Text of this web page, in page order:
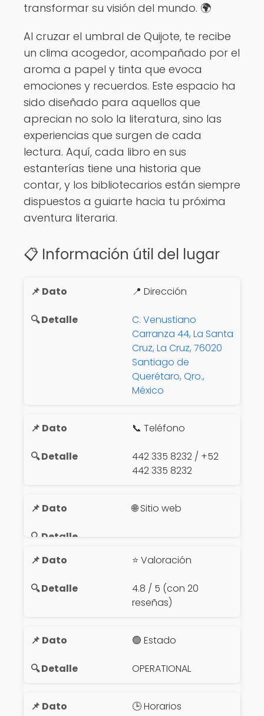
transformar su visión del mundo. 🌍
Al cruzar el umbral de Quijote, te recibe
un clima acogedor, acompañado por el
aroma a papel y tinta que evoca
emociones y recuerdos. Este espacio ha
sido diseñado para aquellos que
aprecian no solo la literatura, sino las
experiencias que surgen de cada
lectura. Aquí, cada libro en sus
estanterías tiene una historia que
contar, y los bibliotecarios están siempre
dispuestos a guiarte hacia tu próxima
aventura literaria.
📋 Información útil del lugar
📍 Dirección
C. Venustiano
Carranza 44, La Santa
Cruz, La Cruz, 76020
Santiago de
Querétaro, Qro.,
México
📞 Teléfono
442 335 8232 / +52
442 335 8232
🌐 Sitio web
⭐ Valoración
4.8 / 5 (con 20
reseñas)
🟢 Estado
OPERATIONAL
🕒 Horarios